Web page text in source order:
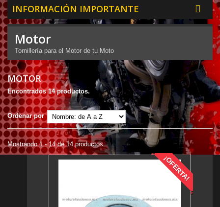
INFORMACIÓN IMPORTANTE
Motor
Tornillería para el Motor de tu Moto
MOTOR
Encontrados 14 productos.
Ordenar por
Mostrando 1 - 14 de 14 productos
¡OFERTA!